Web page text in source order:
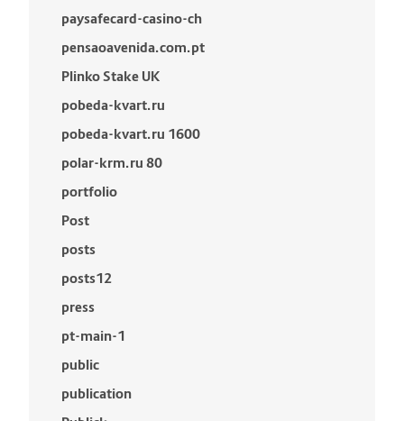
paysafecard-casino-ch
pensaoavenida.com.pt
Plinko Stake UK
pobeda-kvart.ru
pobeda-kvart.ru 1600
polar-krm.ru 80
portfolio
Post
posts
posts12
press
pt-main-1
public
publication